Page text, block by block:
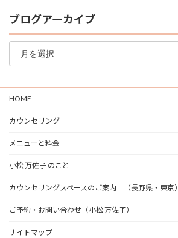
ブログアーカイブ
ブ
グ
ー
カ
ブ
HOME
カウンセリング
メニューと料金
小松 万佐子 のこと
カウンセリングスペースのご案内 （長野県・東京）
ご予約・お問い合わせ（小松 万佐子）
サイトマップ